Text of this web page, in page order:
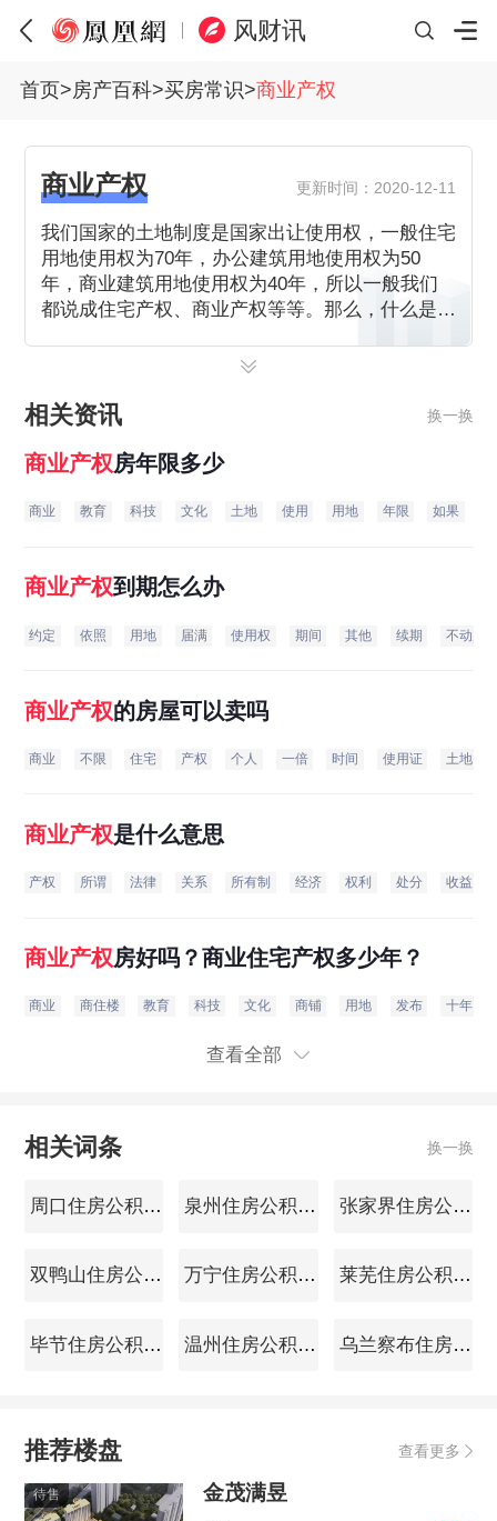
风财讯
首页>房产百科>买房常识>商业产权
商业产权 更新时间：2020-12-11
我们国家的土地制度是国家出让使用权，一般住宅
用地使用权为70年，办公建筑用地使用权为50
年，商业建筑用地使用权为40年，所以一般我们
都说成住宅产权、商业产权等等。那么，什么是商
住宅产权的区别有哪些？
相关资讯 换一换
商业产权房年限多少
商业 教育 科技 文化 土地 使用 用地 年限 如果
商业产权到期怎么办
约定 依照 用地 届满 使用权 期间 其他 续期 不动产
商业产权的房屋可以卖吗
商业 不限 住宅 产权 个人 一倍 时间 使用证 土地
商业产权是什么意思
产权 所谓 法律 关系 所有制 经济 权利 处分 收益
商业产权房好吗？商业住宅产权多少年？
商业 商住楼 教育 科技 文化 商铺 用地 发布 十年
查看全部
相关词条 换一换
周口住房公积金查询 泉州住房公积金查询 张家界住房公积金查询
双鸭山住房公积金查询 万宁住房公积金查询 莱芜住房公积金查询
毕节住房公积金查询 温州住房公积金查询 乌兰察布住房公积金查询
推荐楼盘 查看更多
待售 金茂满昱